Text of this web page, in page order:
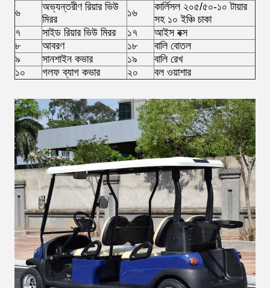
৬
অভ্যন্তরীণ রিয়ার ভিউ
মিরর
১৬
কার্লিসল ২০৫/৫০-১০ টায়ার
সহ ১০ ইঞ্চি চাকা
৭
সাইড রিয়ার ভিউ মিরর ১৭
আইস বক্স
৮
আবরণ ১৮
বালি বোতল
৯
সানশাইন কভার ১৯
বালি রেখ
১০
গলফ ব্যাগ কভার ২০ বল ওয়াশার